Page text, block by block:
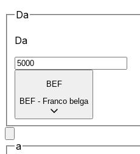
Da
Da
BEF
BEF - Franco belga
a